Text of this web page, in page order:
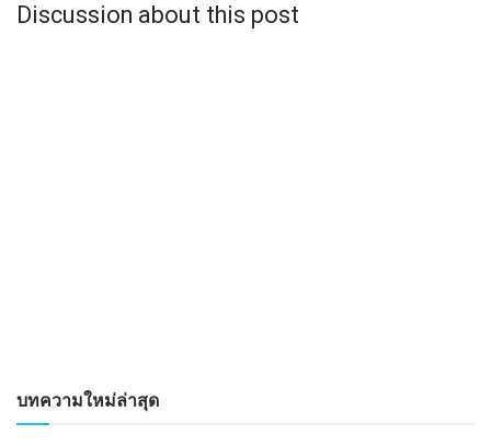
Discussion about this post
บทความใหม่ล่าสุด